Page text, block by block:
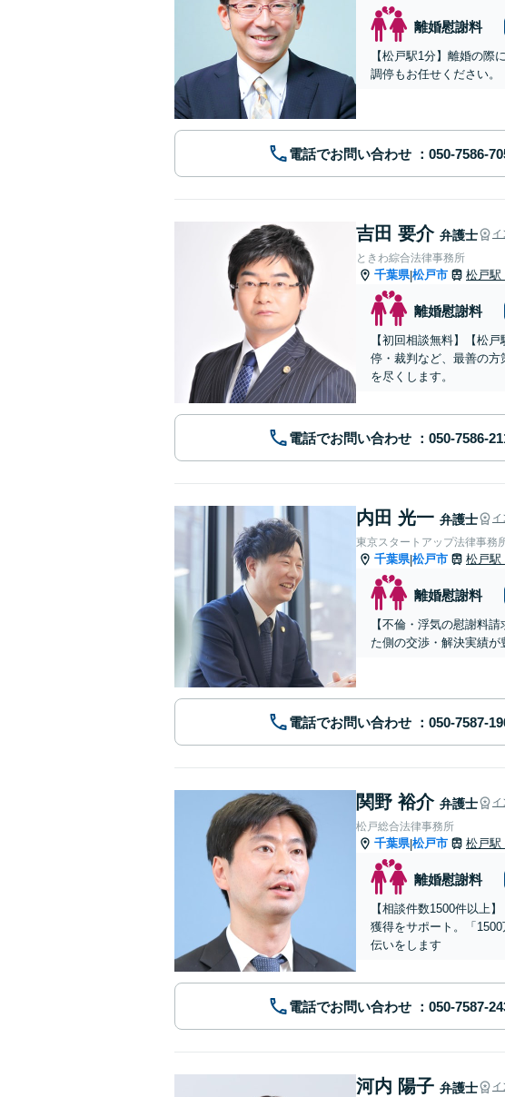
離婚慰謝料
【松戸駅1分】離婚の際
調停もお任せください。
電話でお問い合わせ
吉田 要介 弁護士 イ
ときわ綜合法律事務所
千葉県|松戸市 松戸駅
離婚慰謝料
【初回相談無料】【松
停・裁判など、最善の
を尽くします。
電話でお問い合わせ
内田 光一 弁護士 イ
東京スタートアップ法律事務
千葉県|松戸市 松戸駅
離婚慰謝料
【不倫・浮気の慰謝料
た側の交渉・解決実績が
電話でお問い合わせ
関野 裕介 弁護士 イ
松戸総合法律事務所
千葉県|松戸市 松戸駅
離婚慰謝料
【相談件数1500件以上
獲得をサポート。「
伝いをします
電話でお問い合わせ
河内 陽子 弁護士 イ